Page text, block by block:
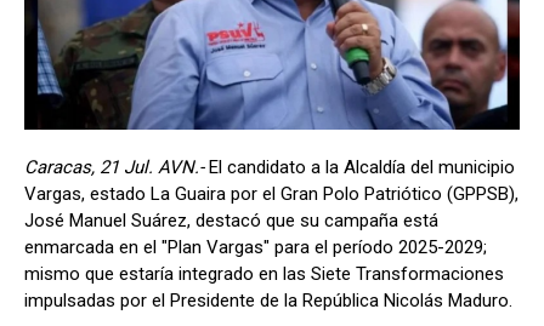
Caracas, 21 Jul. AVN.-El candidato a la Alcaldía del municipio
Vargas, estado La Guaira por el Gran Polo Patriótico (GPPSB),
José Manuel Suárez, destacó que su campaña está
enmarcada en el "Plan Vargas" para el período 2025-2029;
mismo que estaría integrado en las Siete Transformaciones
impulsadas por el Presidente de la República Nicolás Maduro.